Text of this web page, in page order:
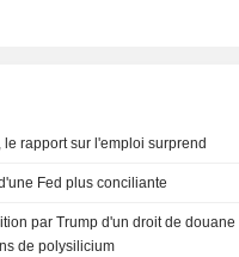
rapport sur l'emploi surprend
Fed plus conciliante
par Trump d'un droit de douane
de polysilicium